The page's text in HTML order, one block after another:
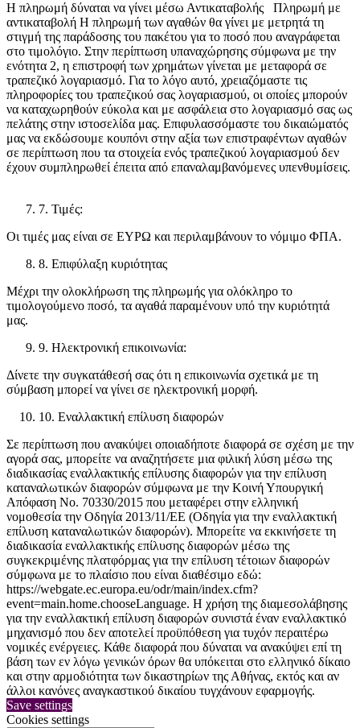
Η πληρωμή δύναται να γίνει μέσω Αντικαταβολής Πληρωμή με
αντικαταβολή Η πληρωμή των αγαθών θα γίνει με μετρητά τη
στιγμή της παράδοσης του πακέτου για το ποσό που αναγράφεται
στο τιμολόγιο. Στην περίπτωση υπαναχώρησης σύμφωνα με την
ενότητα 2, η επιστροφή των χρημάτων γίνεται με μεταφορά σε
τραπεζικό λογαριασμό. Για το λόγο αυτό, χρειαζόμαστε τις
πληροφορίες του τραπεζικού σας λογαριασμού, οι οποίες μπορούν
να καταχωρηθούν εύκολα και με ασφάλεια στο λογαριασμό σας ως
πελάτης στην ιστοσελίδα μας. Επιφυλασσόμαστε του δικαιώματός
μας να εκδώσουμε κουπόνι στην αξία των επιστραφέντων αγαθών
σε περίπτωση που τα στοιχεία ενός τραπεζικού λογαριασμού δεν
έχουν συμπληρωθεί έπειτα από επαναλαμβανόμενες υπενθυμίσεις.
7. Τιμές:
Οι τιμές μας είναι σε ΕΥΡΩ και περιλαμβάνουν το νόμιμο ΦΠΑ.
8. Επιφύλαξη κυριότητας
Μέχρι την ολοκλήρωση της πληρωμής για ολόκληρο το
τιμολογούμενο ποσό, τα αγαθά παραμένουν υπό την κυριότητά
μας.
9. Ηλεκτρονική επικοινωνία:
Δίνετε την συγκατάθεσή σας ότι η επικοινωνία σχετικά με τη
σύμβαση μπορεί να γίνει σε ηλεκτρονική μορφή.
10. Εναλλακτική επίλυση διαφορών
Σε περίπτωση που ανακύψει οποιαδήποτε διαφορά σε σχέση με την
αγορά σας, μπορείτε να αναζητήσετε μια φιλική λύση μέσω της
διαδικασίας εναλλακτικής επίλυσης διαφορών για την επίλυση
καταναλωτικών διαφορών σύμφωνα με την Κοινή Υπουργική
Απόφαση Νο. 70330/2015 που μεταφέρει στην ελληνική
νομοθεσία την Οδηγία 2013/11/ΕΕ (Οδηγία για την εναλλακτική
επίλυση καταναλωτικών διαφορών). Μπορείτε να εκκινήσετε τη
διαδικασία εναλλακτικής επίλυσης διαφορών μέσω της
συγκεκριμένης πλατφόρμας για την επίλυση τέτοιων διαφορών
σύμφωνα με το πλαίσιο που είναι διαθέσιμο εδώ:
https://webgate.ec.europa.eu/odr/main/index.cfm?
event=main.home.chooseLanguage. Η χρήση της διαμεσολάβησης
για την εναλλακτική επίλυση διαφορών συνιστά έναν εναλλακτικό
μηχανισμό που δεν αποτελεί προϋπόθεση για τυχόν περαιτέρω
νομικές ενέργειες. Κάθε διαφορά που δύναται να ανακύψει επί τη
βάση των εν λόγω γενικών όρων θα υπόκειται στο ελληνικό δίκαιο
και στην αρμοδιότητα των δικαστηρίων της Αθήνας, εκτός και αν
άλλοι κανόνες αναγκαστικού δικαίου τυγχάνουν εφαρμογής.
Save settings
Cookies settings